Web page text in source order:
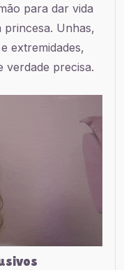
para dar vida
princesa. Unhas,
extremidades,
verdade precisa.